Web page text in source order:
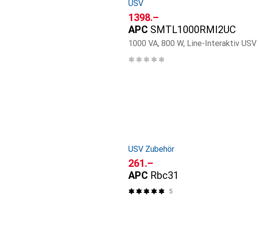
USV
CHF
1398.–
APC SMTL1000RMI2UC
1000 VA, 800 W, Line-Interaktiv USV
USV Zubehör
CHF
261.–
APC Rbc31
5